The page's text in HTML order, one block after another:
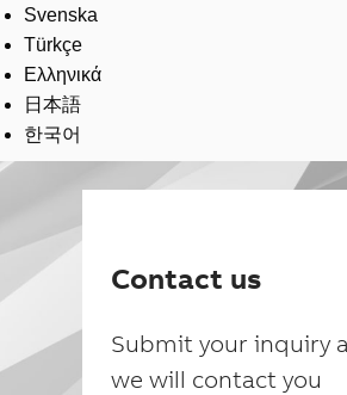
Svenska
Türkçe
Ελληνικά
日本語
한국어
Contact us
Submit your inquiry
we will contact you